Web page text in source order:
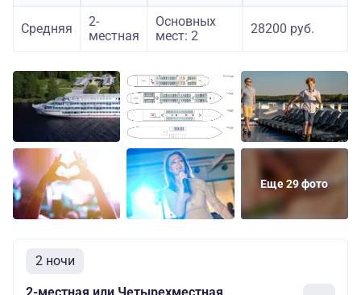
Средняя
2-
местная
Основных
мест: 2
28200 руб.
Еще 29 фото
2 ночи